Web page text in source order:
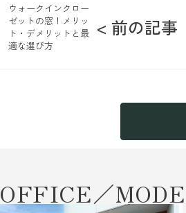
< 前の記事
ウォークインクロー
ゼットの窓！メリッ
ト・デメリットと最
適な選び方
OFFICE／